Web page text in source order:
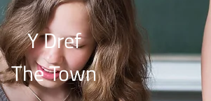
Y Dref
The Town